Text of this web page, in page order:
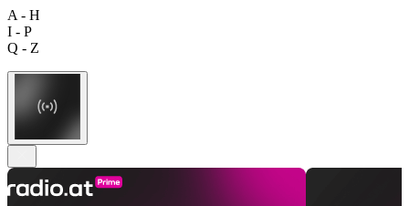
A - H
I - P
Q - Z